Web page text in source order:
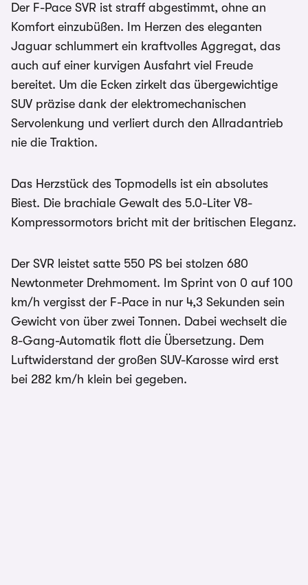
Der F-Pace SVR ist straff abgestimmt, ohne an
Komfort einzubüßen. Im Herzen des eleganten
Jaguar schlummert ein kraftvolles Aggregat, das
auch auf einer kurvigen Ausfahrt viel Freude
bereitet. Um die Ecken zirkelt das übergewichtige
SUV präzise dank der elektromechanischen
Servolenkung und verliert durch den Allradantrieb
nie die Traktion.
Das Herzstück des Topmodells ist ein absolutes
Biest. Die brachiale Gewalt des 5.0-Liter V8-
Kompressormotors bricht mit der britischen Eleganz.
Der SVR leistet satte 550 PS bei stolzen 680
Newtonmeter Drehmoment. Im Sprint von 0 auf 100
km/h vergisst der F-Pace in nur 4,3 Sekunden sein
Gewicht von über zwei Tonnen. Dabei wechselt die
8-Gang-Automatik flott die Übersetzung. Dem
Luftwiderstand der großen SUV-Karosse wird erst
bei 282 km/h klein bei gegeben.